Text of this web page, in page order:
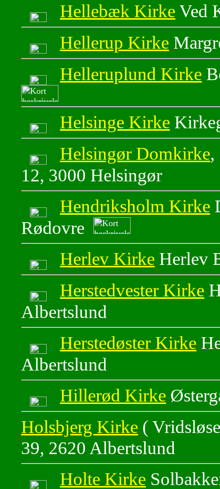
Hellebæk KirkeVed
Hellerup Kirke
Helleruplund Kirke
Helsinge Kirke
Helsingør Domkirke,
12, 3000 Helsingør
Hendriksholm Kirke
Rødovre
Herlev Kirke Herlev
Herstedvester Kirke
Albertslund
Herstedøster Kirke
Albertslund
Hillerød Kirke
Holsbjerg Kirke (
39, 2620 Albertslund
Holte Kirke